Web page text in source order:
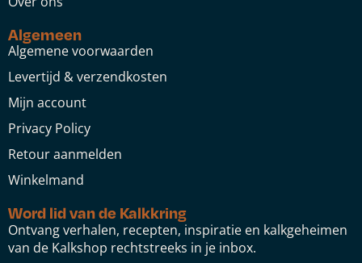
Algemeen
Algemene voorwaarden
Levertijd & verzendkosten
Mijn account
Privacy Policy
Retour aanmelden
Winkelmand
Word lid van de Kalkkring
Ontvang verhalen, recepten, inspiratie en kalkgeheimen
van de Kalkshop rechtstreeks in je inbox.